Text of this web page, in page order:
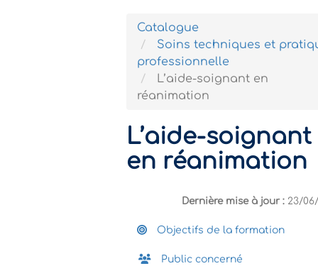
Catalogue
Soins techniques et
professionnelle
L’aide-soignant en
réanimation
L’aide-soignant
en réanimation
Dernière mise à jour : 23/
Objectifs de la formation
Public concerné